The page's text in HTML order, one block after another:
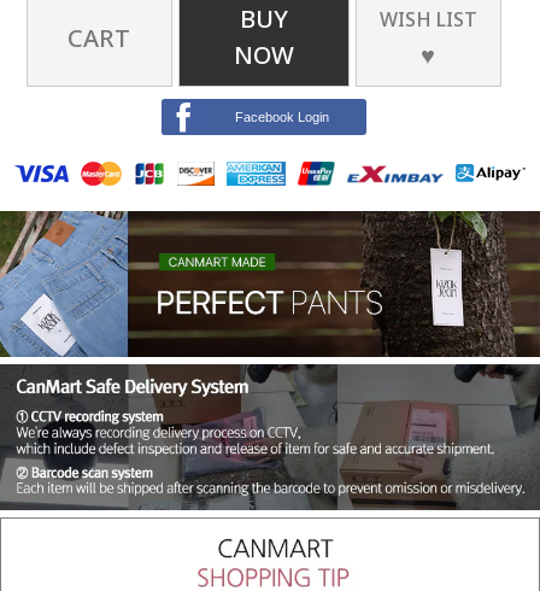
CART
BUY
NOW
WISH LIST
♥
Facebook Login